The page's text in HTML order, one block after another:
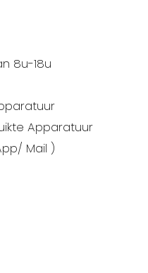
8u-18u
Apparatuur
Mail )